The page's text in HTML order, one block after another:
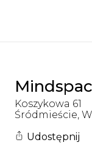
Koszykowa 61
Śródmieście,
Udostępnij